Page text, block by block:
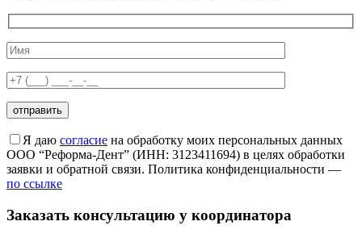
Я даю согласие на обработку моих персональных данных
ООО “Реформа-Дент” (ИНН: 3123411694) в целях обработки
заявки и обратной связи. Политика конфиденциальности —
по ссылке
Заказать консультацию у координатора